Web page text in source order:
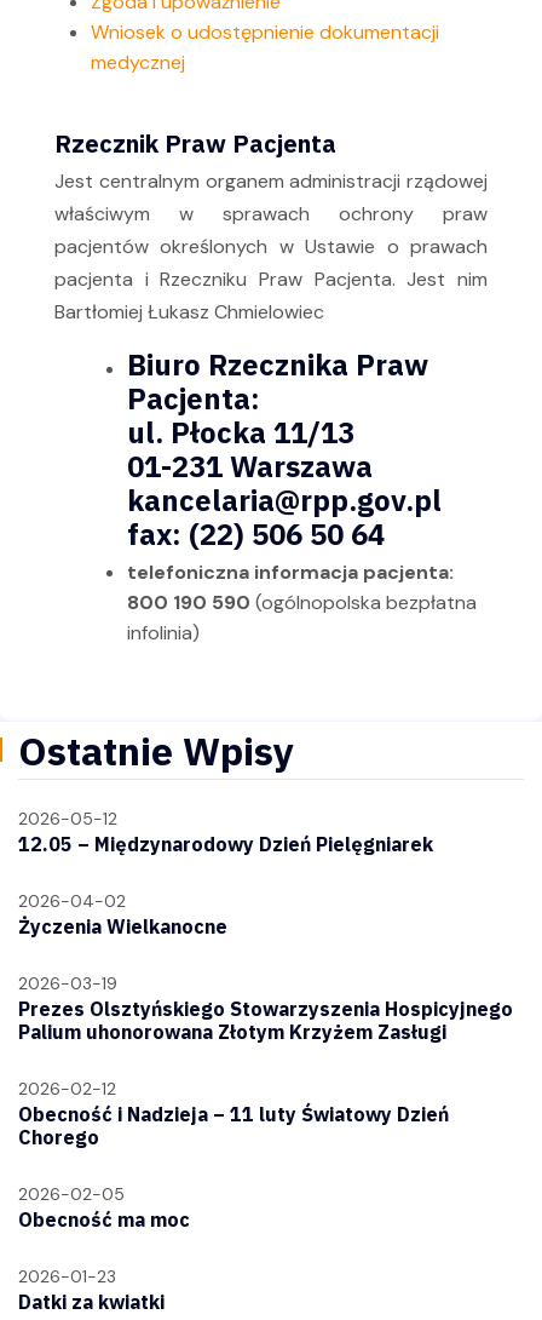
Wniosek o udostępnienie dokumentacji
medycznej
Rzecznik Praw Pacjenta
Jest centralnym organem administracji rządowej
właściwym w sprawach ochrony praw
pacjentów określonych w Ustawie o prawach
pacjenta i Rzeczniku Praw Pacjenta. Jest nim
Bartłomiej Łukasz Chmielowiec
Biuro Rzecznika Praw
Pacjenta:
ul. Płocka 11/13
01-231 Warszawa
kancelaria@rpp.gov.pl
fax: (22) 506 50 64
telefoniczna informacja pacjenta:
800 190 590 (ogólnopolska bezpłatna
infolinia)
Ostatnie Wpisy
2026-05-12
12.05 – Międzynarodowy Dzień Pielęgniarek
2026-04-02
Życzenia Wielkanocne
2026-03-19
Prezes Olsztyńskiego Stowarzyszenia Hospicyjnego
Palium uhonorowana Złotym Krzyżem Zasługi
2026-02-12
Obecność i Nadzieja – 11 luty Światowy Dzień
Chorego
2026-02-05
Obecność ma moc
2026-01-23
Datki za kwiatki